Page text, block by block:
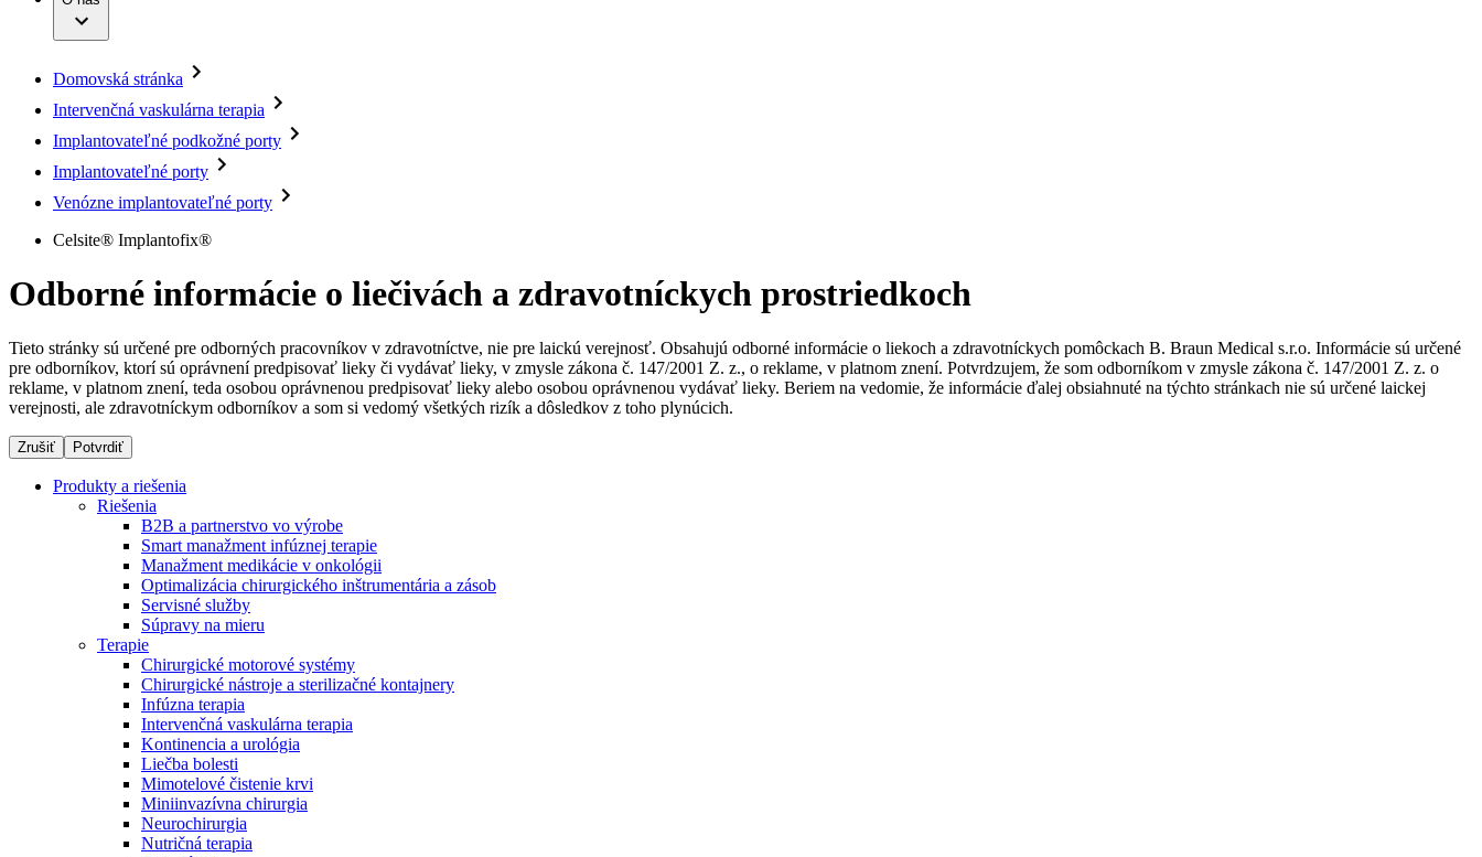
Liečba bolesti
Mimotelové čistenie krvi
Miniinvazívna chirurgia
Neurochirurgia
Nutričná terapia
Onkológia
Ortopédia
Prevencia a kontrola infekcií
Starostlivosť o rany
Uzatváranie rán
Riešenia
Terapie
Ochorenia
Služby pre pacientov
B. Braun Avitum
Vaša príležitosť
Médiá
Kontakt
Kontaktný formulár
Zodpovednosť
Kontakt
Domovská stránka
Intervenčná vaskulárna terapia
Implantovateľné podkožné porty
Implantovateľné porty
Venózne implantovateľné porty
Celsite® Implantofix®
Odborné informácie o liečivách a zdravotníckych prostriedkoch
Tieto stránky sú určené pre odborných pracovníkov v zdravotníctve, nie pre laickú verejnosť. Obsahujú odborné informácie o liekoch a zdravotníckych pomôckach B. Braun Medical s.r.o. Informácie sú určené
pre odborníkov, ktorí sú oprávnení predpisovať lieky či vydávať lieky, v zmysle zákona č. 147/2001 Z. z., o reklame, v platnom znení. Potvrdzujem, že som odborníkom v zmysle zákona č. 147/2001 Z. z. o
reklame, v platnom znení, teda osobou oprávnenou predpisovať lieky alebo osobou oprávnenou vydávať lieky. Beriem na vedomie, že informácie ďalej obsiahnuté na týchto stránkach nie sú určené laickej
verejnosti, ale zdravotníckym odborníkov a som si vedomý všetkých rizík a dôsledkov z toho plynúcich.
Zrušiť Potvrdiť
Produkty a riešenia
Riešenia
B2B a partnerstvo vo výrobe
Smart manažment infúznej terapie
Manažment medikácie v onkológii
Optimalizácia chirurgického inštrumentária a zásob
Servisné služby
Súpravy na mieru
Terapie
Chirurgické motorové systémy
Chirurgické nástroje a sterilizačné kontajnery
Infúzna terapia
Intervenčná vaskulárna terapia
Kontinencia a urológia
Liečba bolesti
Mimotelové čistenie krvi
Miniinvazívna chirurgia
Neurochirurgia
Nutričná terapia